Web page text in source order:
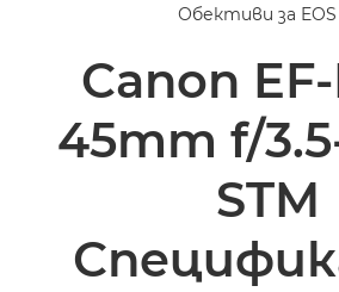
Обективи за фотоапарат Canon
Обективи за EOS
Canon EF-
45mm f/
STM